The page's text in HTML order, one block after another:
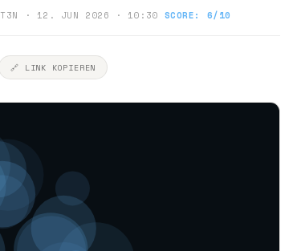
T3N · 12. JUN 2026 · 10:30 SCORE: 6/10
🔗 LINK KOPIEREN